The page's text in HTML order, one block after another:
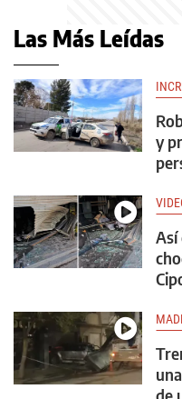
Las Más Leídas
y
Así